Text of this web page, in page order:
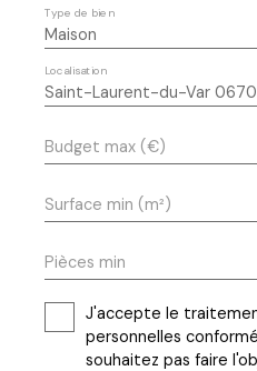
Maison
Type de bien
Saint-Laurent-du-Var
Localisation
Budget max (€)
Surface min (m²)
Pièces min
J'accepte le
personnelles
souhaitez pas faire